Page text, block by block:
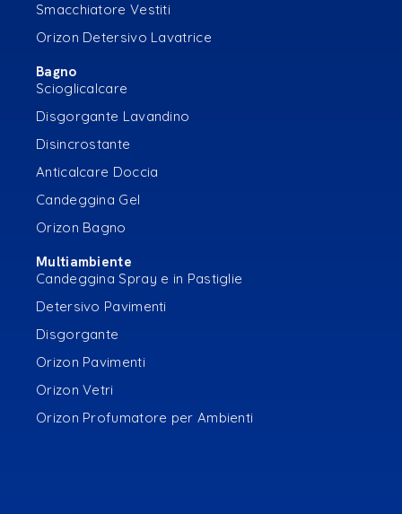
Smacchiatore Vestiti
Orizon Detersivo Lavatrice
Bagno
Scioglicalcare
Disgorgante Lavandino
Disincrostante
Anticalcare Doccia
Candeggina Gel
Orizon Bagno
Multiambiente
Candeggina Spray e in Pastiglie
Detersivo Pavimenti
Disgorgante
Orizon Pavimenti
Orizon Vetri
Orizon Profumatore per Ambienti